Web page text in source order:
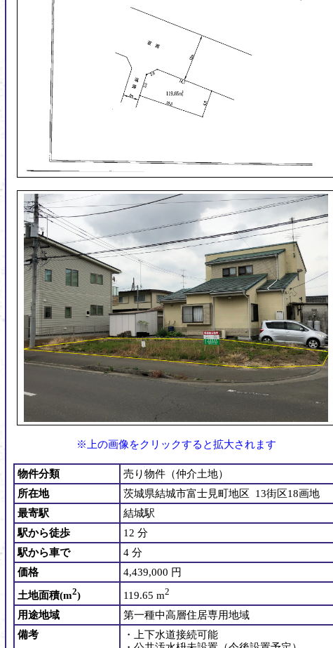
※上の画像をクリックすると拡大されます
物件分類
売り物件（仲介土地）
所在地
茨城県結城市富士見町地区 13街区18画地
最寄駅
結城駅
駅から徒歩
12 分
駅から車で
4 分
価格
4,439,000 円
土地面積(m2) 119.65 m2
用途地域
第一種中高層住居専用地域
備考
・上下水道接続可能